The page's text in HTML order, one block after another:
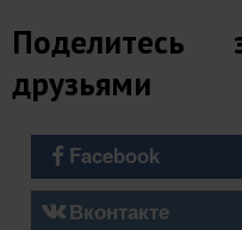
друзьями
Facebook
Вконтакте